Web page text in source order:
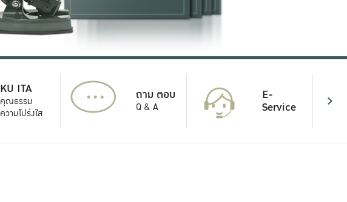
KU ITA
คุณธรรม
ความโปร่งใส
... ถาม ตอบ
Q & A
E-
Service